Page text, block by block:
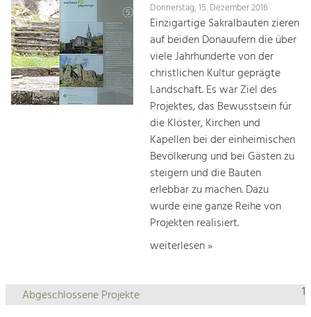
Donnerstag, 15. Dezember 2016
Einzigartige Sakralbauten zieren
auf beiden Donauufern die über
viele Jahrhunderte von der
christlichen Kultur geprägte
Landschaft. Es war Ziel des
Projektes, das Bewusstsein für
die Klöster, Kirchen und
Kapellen bei der einheimischen
Bevölkerung und bei Gästen zu
steigern und die Bauten
erlebbar zu machen. Dazu
wurde eine ganze Reihe von
Projekten realisiert.
weiterlesen »
1
Abgeschlossene Projekte